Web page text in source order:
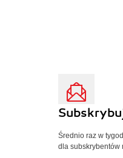
Średnio raz w
dla subskrybentów